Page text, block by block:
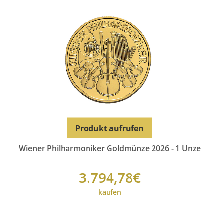
Wiener Philharmoniker Goldmünze 2026 - 1 Unze
3.794,78€
kaufen
Produkt aufrufen